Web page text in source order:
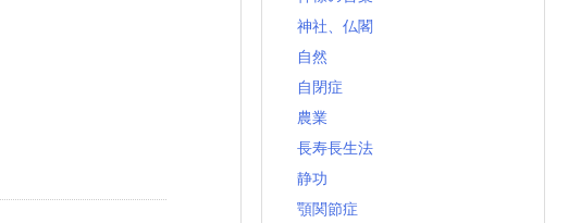
神社、仏閣
自然
自閉症
農業
長寿長生法
静功
顎関節症